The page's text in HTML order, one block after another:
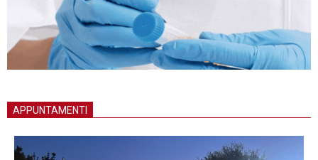
APPUNTAMENTI